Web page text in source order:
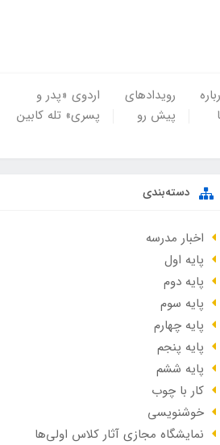
رویدادهای
پیش رو
اردوی «پدر و
پسری» تله کابین
دسته‌بندی
اخبار مدرسه
پایه اول
پایه دوم
پایه سوم
پایه چهارم
پایه پنجم
پایه ششم
کار با چوب
خوشنویسی
نمایشگاه مجازی آثار کلاس اولی‌ها